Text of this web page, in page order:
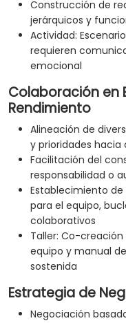
Construcción de
jerárquicos y
Actividad:
requieren
emocional
Colaboración en
Rendimiento
Alineación de
y prioridades
Facilitación del
responsabilidad o
Establecimiento
para el equipo,
colaborativos
Taller: Co-
equipo y manual
sostenida
Estrategia de
Negociación